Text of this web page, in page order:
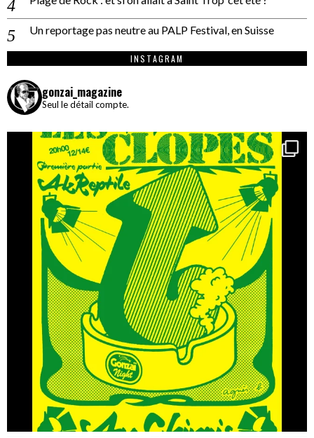
Un reportage pas neutre au PALP Festival, en Suisse
INSTAGRAM
gonzai_magazine
Seul le détail compte.